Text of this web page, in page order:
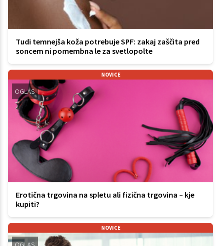
Tudi temnejša koža potrebuje SPF: zakaj zaščita pred
soncem ni pomembna le za svetlopolte
NOVICE
OGLAS
Erotična trgovina na spletu ali fizična trgovina – kje
kupiti?
NOVICE